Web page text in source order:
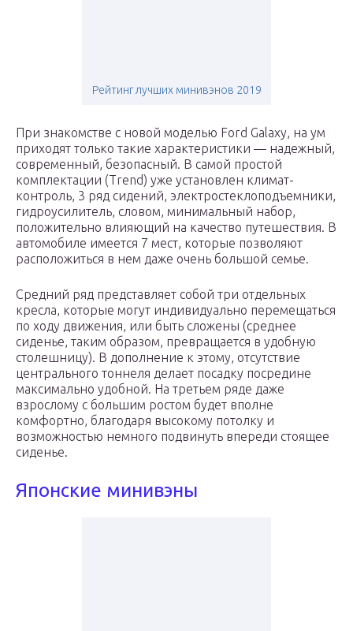
Рейтинг лучших минивэнов 2019
При знакомстве с новой моделью Ford Galaxy, на ум
приходят только такие характеристики — надежный,
современный, безопасный. В самой простой
комплектации (Trend) уже установлен климат-
контроль, 3 ряд сидений, электростеклоподъемники,
гидроусилитель, словом, минимальный набор,
положительно влияющий на качество путешествия. В
автомобиле имеется 7 мест, которые позволяют
расположиться в нем даже очень большой семье.
Средний ряд представляет собой три отдельных
кресла, которые могут индивидуально перемещаться
по ходу движения, или быть сложены (среднее
сиденье, таким образом, превращается в удобную
столешницу). В дополнение к этому, отсутствие
центрального тоннеля делает посадку посредине
максимально удобной. На третьем ряде даже
взрослому с большим ростом будет вполне
комфортно, благодаря высокому потолку и
возможностью немного подвинуть впереди стоящее
сиденье.
Японские минивэны